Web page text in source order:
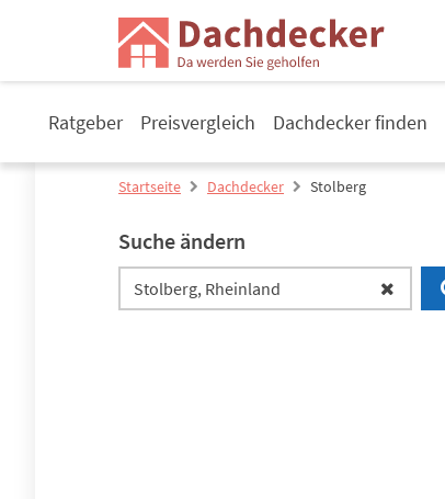
Ratgeber Preisvergleich Dachdecker finden
Startseite Dachdecker Stolberg
Suche ändern